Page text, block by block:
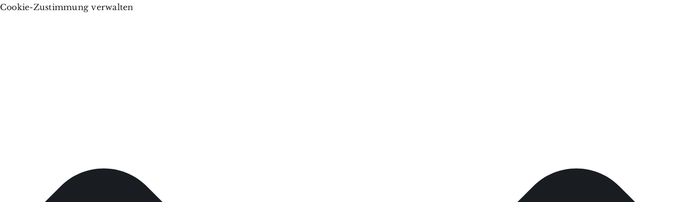
Cookie-Zustimmung verwalten